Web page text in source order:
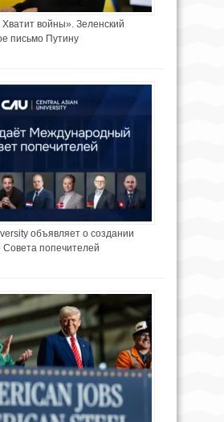
войны». Зеленский
письмо Путину
объявляет о создании
попечителей